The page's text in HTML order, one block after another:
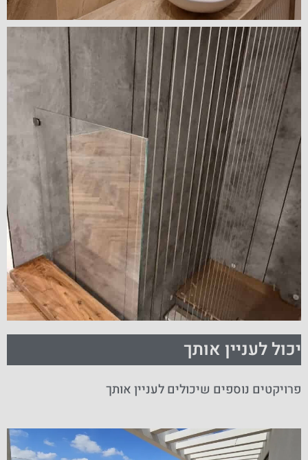
יכול לעניין אותך
פרויקטים נוספים שיכולים לעניין אותך